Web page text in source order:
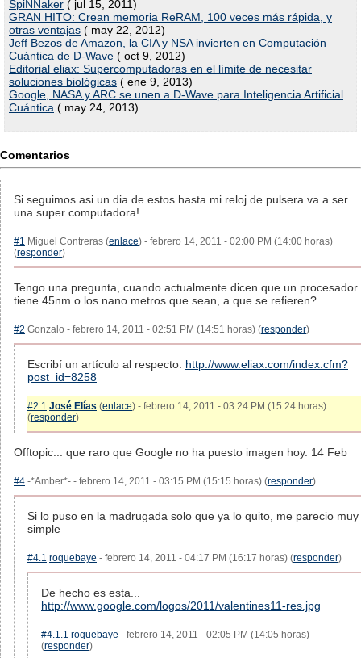
SpiNNaker ( jul 15, 2011)
GRAN HITO: Crean memoria ReRAM, 100 veces más rápida, y
otras ventajas ( may 22, 2012)
Jeff Bezos de Amazon, la CIA y NSA invierten en Computación
Cuántica de D-Wave ( oct 9, 2012)
Editorial eliax: Supercomputadoras en el límite de necesitar
soluciones biológicas ( ene 9, 2013)
Google, NASA y ARC se unen a D-Wave para Inteligencia Artificial
Cuántica ( may 24, 2013)
Comentarios
Si seguimos asi un dia de estos hasta mi reloj de pulsera va a ser
una super computadora!
#1 Miguel Contreras (enlace) - febrero 14, 2011 - 02:00 PM (14:00 horas)
(responder)
Tengo una pregunta, cuando actualmente dicen que un procesador
tiene 45nm o los nano metros que sean, a que se refieren?
#2 Gonzalo - febrero 14, 2011 - 02:51 PM (14:51 horas) (responder)
Escribí un artículo al respecto: http://www.eliax.com/index.cfm?
post_id=8258
#2.1 José Elías (enlace) - febrero 14, 2011 - 03:24 PM (15:24 horas)
(responder)
Offtopic... que raro que Google no ha puesto imagen hoy. 14 Feb
#4 -*Amber*- - febrero 14, 2011 - 03:15 PM (15:15 horas) (responder)
Si lo puso en la madrugada solo que ya lo quito, me parecio muy
simple
#4.1 roquebaye - febrero 14, 2011 - 04:17 PM (16:17 horas) (responder)
De hecho es esta...
http://www.google.com/logos/2011/valentines11-res.jpg
#4.1.1 roquebaye - febrero 14, 2011 - 02:05 PM (14:05 horas)
(responder)